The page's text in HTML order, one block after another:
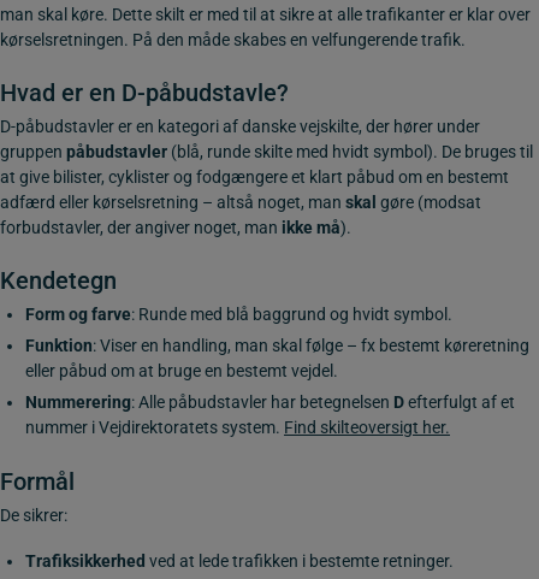
man skal køre. Dette skilt er med til at sikre at alle trafikanter er klar over
kørselsretningen. På den måde skabes en velfungerende trafik.
Hvad er en D-påbudstavle?
D-påbudstavler er en kategori af danske vejskilte, der hører under
gruppen påbudstavler (blå, runde skilte med hvidt symbol). De bruges til
at give bilister, cyklister og fodgængere et klart påbud om en bestemt
adfærd eller kørselsretning – altså noget, man skal gøre (modsat
forbudstavler, der angiver noget, man ikke må).
Kendetegn
Form og farve: Runde med blå baggrund og hvidt symbol.
Funktion: Viser en handling, man skal følge – fx bestemt køreretning
eller påbud om at bruge en bestemt vejdel.
Nummerering: Alle påbudstavler har betegnelsen Defterfulgt af et
nummer i Vejdirektoratets system. Find skilteoversigt her.
Formål
De sikrer:
Trafiksikkerhed ved at lede trafikken i bestemte retninger.